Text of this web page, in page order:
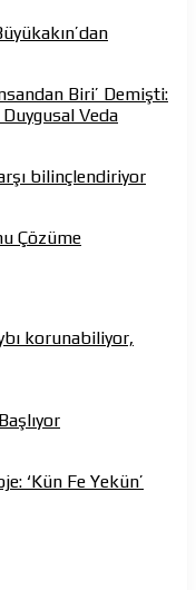
Biri’ Demişti:
Duygusal Veda
bilinçlendiriyor
Çözüme
korunabiliyor,
‘Kün Fe Yekün’